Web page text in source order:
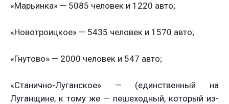
«Марьинка» — 5085 человек и 1220 авто;
«Новотроицкое» — 5435 человек и 1570 авто;
«Гнутово» — 2000 человек и 547 авто;
«Станично-Луганское» — (единственный на
Луганщине, к тому же — пешеходный, который из-